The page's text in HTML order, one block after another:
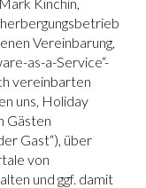
Vereinbarung,
as-a-Service“-
vereinbarten
uns, Holiday
Gästen
Gast“), über
von
und ggf. damit